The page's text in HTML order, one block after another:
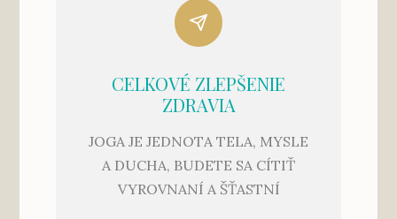
CELKOVÉ ZLEPŠENIE
ZDRAVIA
JOGA JE JEDNOTA TELA, MYSLE
A DUCHA, BUDETE SA CÍTIŤ
VYROVNANÍ A ŠŤASTNÍ